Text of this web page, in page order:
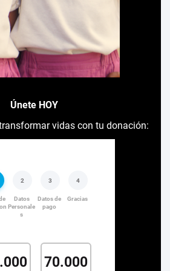
Únete HOY
vidas con tu donación: